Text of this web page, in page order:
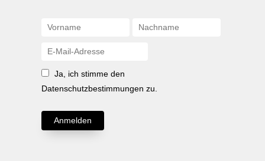
Ja, ich stimme den
Datenschutzbestimmungen zu.
Anmelden